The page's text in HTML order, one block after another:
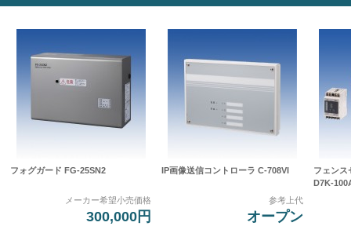
フォグガード FG-25SN2
メーカー希望小売価格
300,000円
IP画像送信コントローラ C-708VI
参考上代
オープン
フェン
D7K-